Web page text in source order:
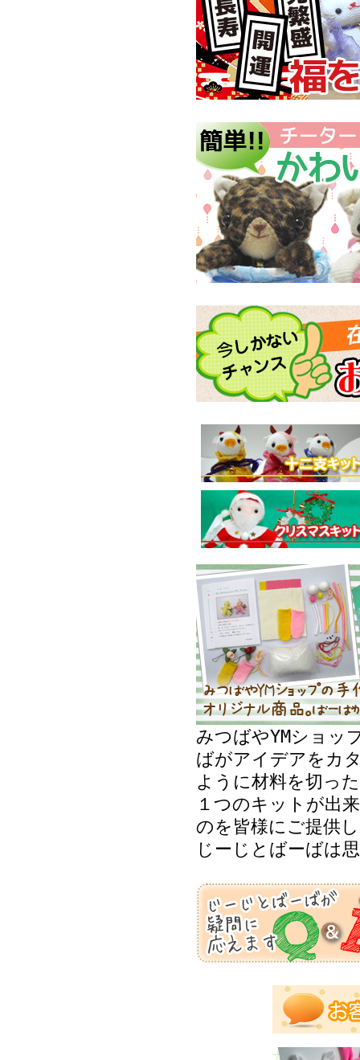
みつばやYMショッ
ばがアイデアをカ
ように材料を切っ
１つのキットが出
のを皆様にご提供
じーじとばーばは